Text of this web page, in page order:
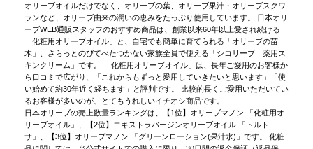
オリーブオイルだけでなく、オリーブの葉、オリーブ果汁・オリーブスクワ
ランなど、オリーブ由来の潤いの恵みをたっぷり使用しています。 日本オリ
ーブWEB通販スタッフのおすすめ商品は、創業以来60年以上愛され続ける
「化粧用オリーブオイル 」と、自宅でも簡単に育てられる「オリーブの苗
木 」、さらっとのびてべたつかない家族全員で使える「シコリーブ 薬用ス
キンクリーム 」です。 「化粧用オリーブオイル」は、長年ご愛用のお客様か
ら口コミで広がり、「これからもずっと愛用していきたいと思います」「使
い始めて約30年近く経ちます」と評判です。 比較的長くご愛用いただいてい
るお客様が多いのが、とてもうれしいイチオシ商品です。
日本オリーブの売上数量ランキングは、【1位】オリーブマノン 「化粧用オ
リーブオイル 」、【2位】 エキストラバージンオリーブオイル 「トルト
サ」
、【3位】 オリーブマノン 「グリーンローション(果汁水)」 です。 化粧